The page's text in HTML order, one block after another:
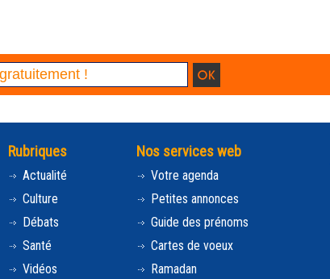
Rubriques
Actualité
Culture
Débats
Santé
Vidéos
Nos services web
Votre agenda
Petites annonces
Guide des prénoms
Cartes de voeux
Ramadan